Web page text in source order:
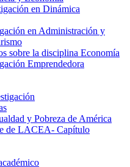
en Dinámica
en Administración y
sobre la disciplina Economía
Emprendedora
y Pobreza de América
de LACEA- Capítulo